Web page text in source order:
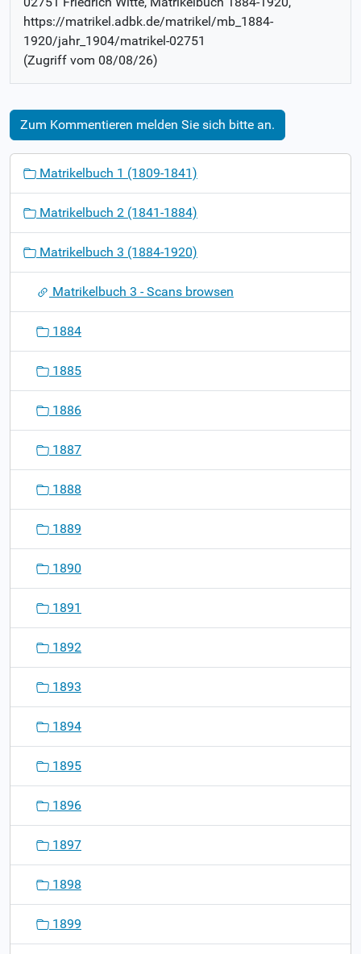
https://matrikel.adbk.de/matrikel/mb_1884-
1920/jahr_1904/matrikel-02751
(Zugriff vom 08/08/26)
Zum Kommentieren melden Sie sich bitte an.
o
Matrikelbuch 1 (1809-1841)
Matrikelbuch 2 (1841-1884)
Matrikelbuch 3 (1884-1920)
Matrikelbuch 3 - Scans browsen
1884
1885
1886
1887
1888
1889
1890
1891
1892
1893
1894
1895
1896
1897
1898
1899